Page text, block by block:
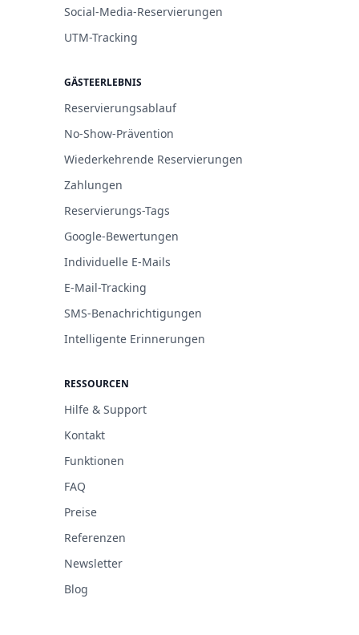
Social-Media-Reservierungen
UTM-Tracking
GÄSTEERLEBNIS
Reservierungsablauf
No-Show-Prävention
Wiederkehrende Reservierungen
Zahlungen
Reservierungs-Tags
Google-Bewertungen
Individuelle E-Mails
E-Mail-Tracking
SMS-Benachrichtigungen
Intelligente Erinnerungen
RESSOURCEN
Hilfe & Support
Kontakt
Funktionen
FAQ
Preise
Referenzen
Newsletter
Blog